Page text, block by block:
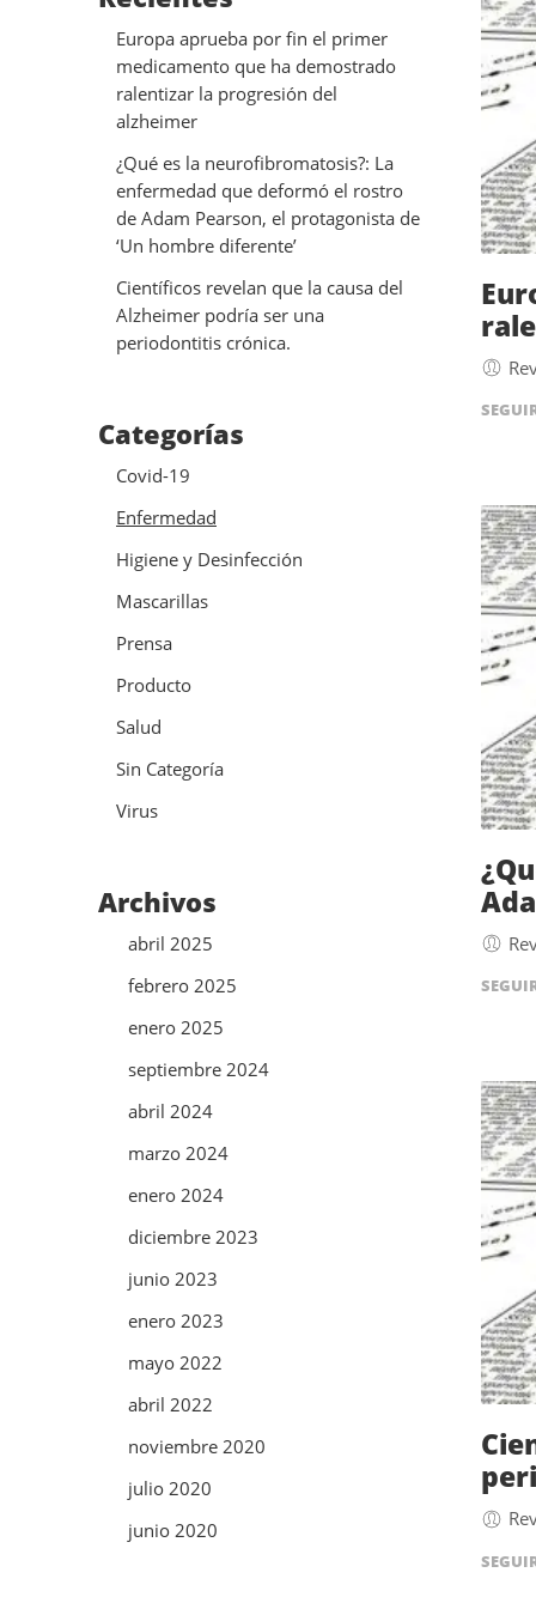
Europa aprueba por fin el primer
medicamento que ha demostrado
ralentizar la progresión del
alzheimer
¿Qué es la neurofibromatosis?: La
enfermedad que deformó el rostro
de Adam Pearson, el protagonista de
‘Un hombre diferente’
Científicos revelan que la causa del
Alzheimer podría ser una
periodontitis crónica.
Categorías
Covid-19
Enfermedad
Higiene y Desinfección
Mascarillas
Prensa
Producto
Salud
Sin Categoría
Virus
Archivos
abril 2025
febrero 2025
enero 2025
septiembre 2024
abril 2024
marzo 2024
enero 2024
diciembre 2023
junio 2023
enero 2023
mayo 2022
abril 2022
noviembre 2020
julio 2020
junio 2020